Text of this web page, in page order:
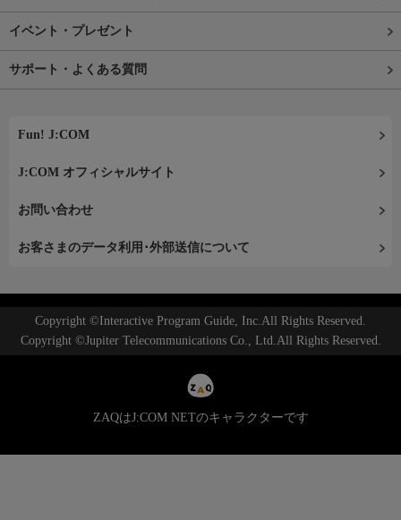
イベント・プレゼント
サポート・よくある質問
Fun! J:COM
J:COM オフィシャルサイト
お問い合わせ
お客さまのデータ利用･外部送信について
Copyright ©Interactive Program Guide, Inc.All Rights Reserved.
Copyright ©Jupiter Telecommunications Co., Ltd.All Rights Reserved.
ZAQはJ:COM NETのキャラクターです